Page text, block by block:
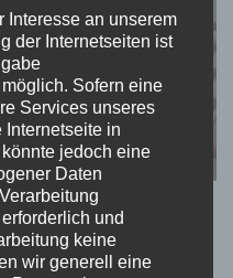
Interesse an unserem
der Internetseiten ist
Sofern eine
Services unseres
Internetseite in
jedoch eine
Daten
und
keine
wir generell eine